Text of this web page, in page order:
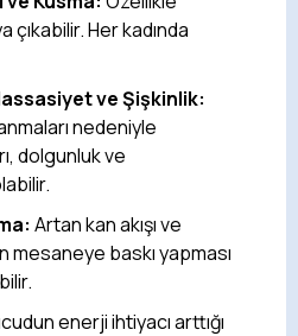
çıkabilir. Her kadında
ve Şişkinlik:
nedeniyle
dolgunluk ve
Artan kan akışı ve
mesaneye baskı yapması
enerji ihtiyacı arttığı